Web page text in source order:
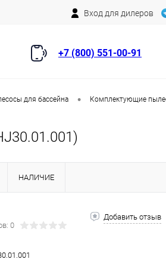
Вход для дилеров
+7 (800) 551-00-91
для бассейна •
Комплектующие
НАЛИЧИЕ
0
Добавить отзыв